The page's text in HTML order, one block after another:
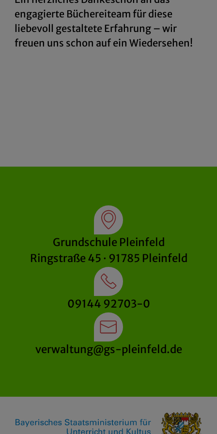
engagierte Büchereiteam für diese
liebevoll gestaltete Erfahrung – wir
freuen uns schon auf ein Wiedersehen!
Grundschule Pleinfeld
Ringstraße 45 · 91785 Pleinfeld
09144 92703-0
verwaltung@gs-pleinfeld.de